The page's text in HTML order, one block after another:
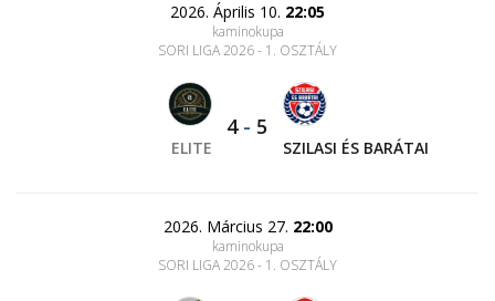
2026. Április 10. 22:05
kaminokupa
SORI LIGA 2026 - 1. OSZTÁLY
ELITE
4- 5
SZILASI ÉS BARÁTAI
2026. Március 27. 22:00
kaminokupa
SORI LIGA 2026 - 1. OSZTÁLY